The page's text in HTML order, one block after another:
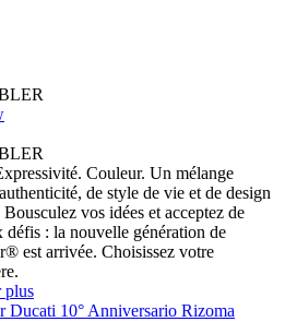
Couleur. Un mélange
de style de vie et de design
vos idées et acceptez de
défis : la nouvelle génération de
est arrivée. Choisissez votre
plus
Ducati 10° Anniversario Rizoma